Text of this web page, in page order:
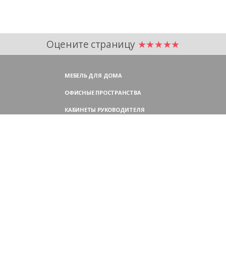
Оцените страницу ★★★★★
МЕБЕЛЬ ДЛЯ ДОМА
ОФИСНЫЕ ПРОСТРАНСТВА
КАБИНЕТЫ РУКОВОДИТЕЛЯ